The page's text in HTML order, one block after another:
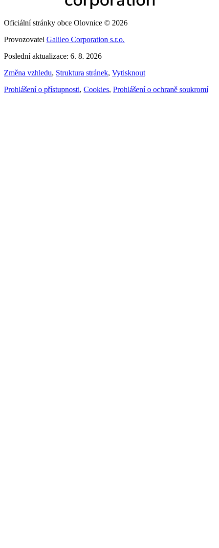
Oficiální stránky obce Olovnice © 2026
Provozovatel Galileo Corporation s.r.o.
Poslední aktualizace: 6. 8. 2026
Změna vzhledu, Struktura stránek, Vytisknout
Prohlášení o přístupnosti, Cookies, Prohlášení o ochraně soukromí